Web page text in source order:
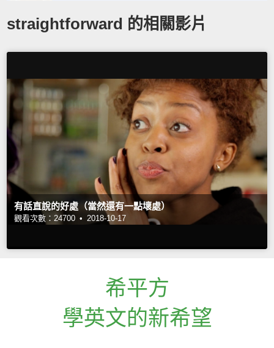
straightforward 的相關影片
有話直說的好處（當然還有一點壞處）
觀看次數：24700 • 2018-10-17
希平方
學英文的新希望